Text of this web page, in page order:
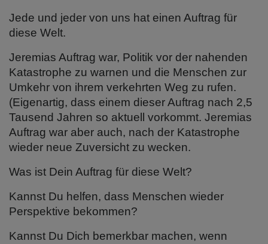
Jede und jeder von uns hat einen Auftrag für
diese Welt.
Jeremias Auftrag war, Politik vor der nahenden
Katastrophe zu warnen und die Menschen zur
Umkehr von ihrem verkehrten Weg zu rufen.
(Eigenartig, dass einem dieser Auftrag nach 2,5
Tausend Jahren so aktuell vorkommt. Jeremias
Auftrag war aber auch, nach der Katastrophe
wieder neue Zuversicht zu wecken.
Was ist Dein Auftrag für diese Welt?
Kannst Du helfen, dass Menschen wieder
Perspektive bekommen?
Kannst Du Dich bemerkbar machen, wenn